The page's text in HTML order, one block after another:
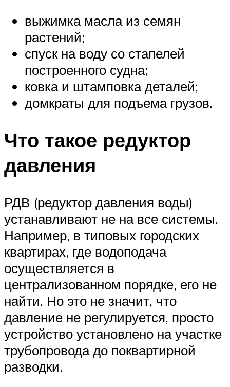
выжимка масла из семян
растений;
спуск на воду со стапелей
построенного судна;
ковка и штамповка деталей;
домкраты для подъема грузов.
Что такое редуктор
давления
РДВ (редуктор давления воды)
устанавливают не на все системы.
Например, в типовых городских
квартирах, где водоподача
осуществляется в
централизованном порядке, его не
найти. Но это не значит, что
давление не регулируется, просто
устройство установлено на участке
трубопровода до поквартирной
разводки.